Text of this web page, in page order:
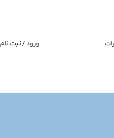
ورود / ثبت نام